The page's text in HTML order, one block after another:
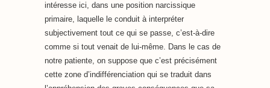
intéresse ici, dans une position narcissique
primaire, laquelle le conduit à interpréter
subjectivement tout ce qui se passe, c’est-à-dire
comme si tout venait de lui-même. Dans le cas de
notre patiente, on suppose que c’est précisément
cette zone d’indifférenciation qui se traduit dans